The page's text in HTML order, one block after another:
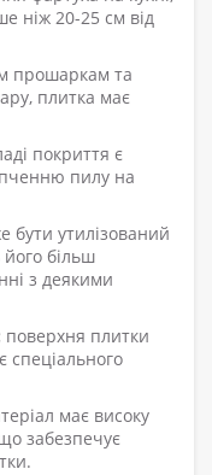
ніж 20-25 см від
прошаркам та
плитка має
покриття є
пилу на
бути утилізований
більш
з деякими
поверхня плитки
спеціального
має високу
що забезпечує